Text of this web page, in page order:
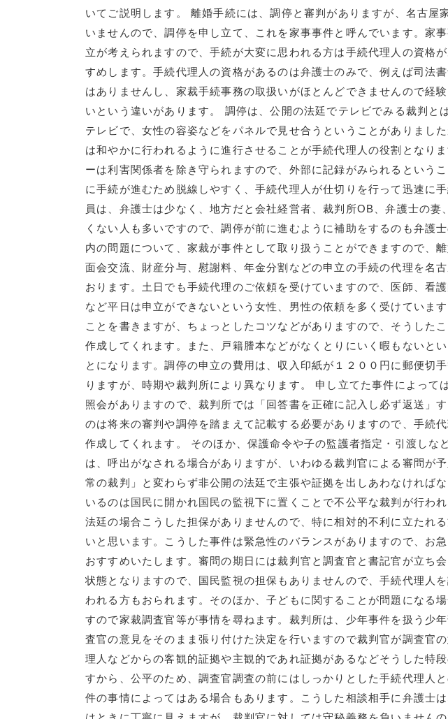
いてご説明します。 離婚手続には、調停と審判がありますが、名古屋
いませんので、調停を申し立て、これを家事事件と呼んでいます。家
立が考えられますので、手続が大変に思われる方は手続代理人の資格
すめします。手続代理人の資格があるのは弁護士のみで、例えば司法
はありませんし、家裁手続事務の取扱いがほとんどできませんので経
いという違いがあります。 調停は、公開の法廷でテレビでみる裁判と
テレビで、女性の容姿などをパネルで見せ合うということがありまし
は和やかに行われるように進行させることが手続代理人の役割となり
ーは利害関係者を除き守られますので、外部に記録がみられるという
に手続が進むため脱線しやすく、手続代理人が仕切りを行って迅速に
員は、弁護士は少なく、地方だと会社経営者、裁判所OB、弁護士の妻
くない人も多いですので、調停が前に進むように補助をするのも弁護
内の問題について、家裁が事件として取り扱うことができますので、
面会交流、財産分与、慰謝料、年金分割などの申立の手続の代理を名
おります。土日でも手続代理のご依頼を受けていますので、医師、看
など平日は申立ができないという女性、男性の依頼を多く受けていま
ことを書きますが、ちょっとしたコツなどがありますので、そうした
作成してくれます。また、戸籍謄本などがなくとりにいく暇もないと
とになります。調停の申立の費用は、収入印紙が１２００円に郵便切
りますが、時期や裁判所により異なります。 申し立てた事件によって
照会がありますので、裁判所では「回答書を正確に記入し必ず返送」
のは将来の審判や調停を踏まえて記載する必要がありますので、手続
作成してくれます。 そのほか、保護命令や子の監護者指定・引渡しな
は、呼出がなされる場合がありますが、いわゆる裁判官による審問が
常の裁判」と変わらず非公開の法廷で主張や証拠を出しあわなければ
いるのは国民に開かれ国民の監視下に置くことで不公平な裁判が行わ
法廷の場合こうした担保がありませんので、特に相対的不利に立たれ
いと思います。こうした事件は緊急性のバランスがありますので、お
おすすめいたします。審問の期日には裁判官と調査官と書記官が立ち
状態となりますので、国民監視の担保もありませんので、手続代理人
われる方もおられます。そのほか、子どもに関することが問題になる
すので家裁調査官等が事情を尋ねます。裁判所は、少年事件を扱う少
査官の意見をそのまま張り付けた決定を行いますので裁判官が調査官
理人などからの客観的証拠や主観的であれ証拠があるなどそうした特
すから、公平のため、調査官調査の前にはしっかりとした手続代理人
件の事情によってはある場合もあります。こうした相談相手に弁護士